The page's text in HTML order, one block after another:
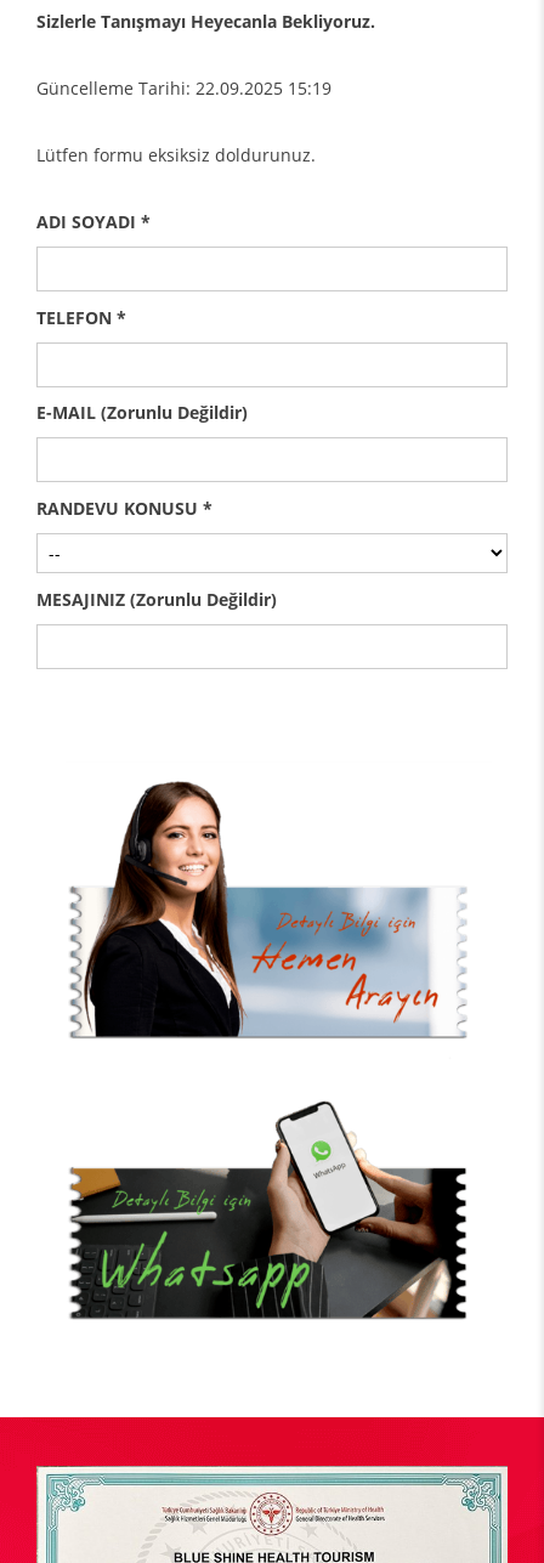
Sizlerle Tanışmayı Heyecanla Bekliyoruz.
Güncelleme Tarihi: 22.09.2025 15:19
Lütfen formu eksiksiz doldurunuz.
ADI SOYADI *
TELEFON *
E-MAIL (Zorunlu Değildir)
RANDEVU KONUSU *
MESAJINIZ (Zorunlu Değildir)